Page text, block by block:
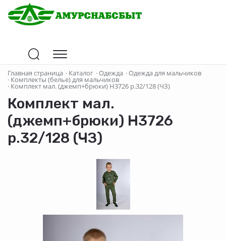
Главная страница · Каталог ·Одежда ·Одежда для мальчиков
· Комплекты (белье) для мальчиков
· Комплект мал. (джемп+брюки) Н3726 р.32/128 (ЧЗ)
Комплект мал.
(джемп+брюки) Н3726
р.32/128 (ЧЗ)